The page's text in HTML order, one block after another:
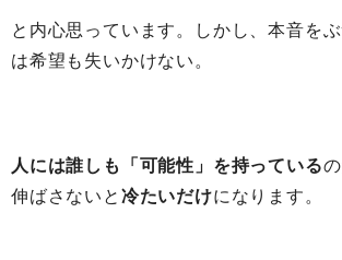
と内心思っています。しかし、本音を
は希望も失いかけない。
人には誰しも「可能性」を持っている
伸ばさないと 冷たいだけになります。